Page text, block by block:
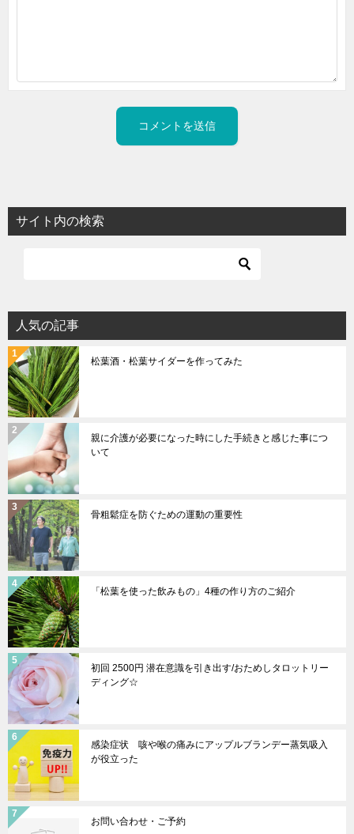
サイト内の検索
人気の記事
松葉酒・松葉サイダーを作ってみた
親に介護が必要になった時にした手続きと感じた事につ
いて
骨粗鬆症を防ぐための運動の重要性
「松葉を使った飲みもの」4種の作り方のご紹介
初回 2500円 潜在意識を引き出す/おためしタロットリー
ディング☆
感染症状 咳や喉の痛みにアップルブランデー蒸気吸入
が役立った
お問い合わせ・ご予約